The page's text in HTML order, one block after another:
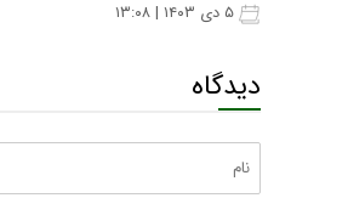
دیدگاه